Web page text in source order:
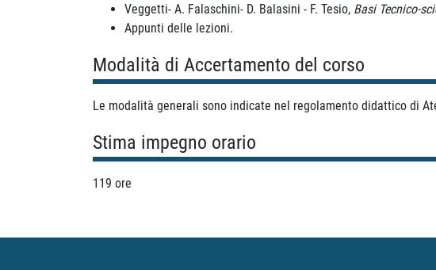
Veggetti- A. Falaschini- D. Balasini - F. Tesio, Basi Tecnico-
Appunti delle lezioni.
Modalità di Accertamento del corso
Le modalità generali sono indicate nel regolamento didattico di
Stima impegno orario
119 ore